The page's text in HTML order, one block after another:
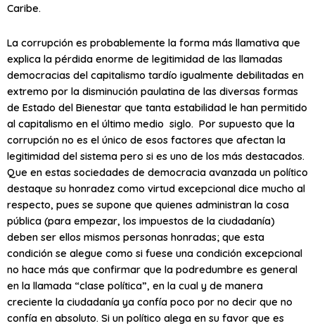
Caribe.
La corrupción es probablemente la forma más llamativa que
explica la pérdida enorme de legitimidad de las llamadas
democracias del capitalismo tardío igualmente debilitadas en
extremo por la disminución paulatina de las diversas formas
de Estado del Bienestar que tanta estabilidad le han permitido
al capitalismo en el último medio siglo. Por supuesto que la
corrupción no es el único de esos factores que afectan la
legitimidad del sistema pero si es uno de los más destacados.
Que en estas sociedades de democracia avanzada un político
destaque su honradez como virtud excepcional dice mucho al
respecto, pues se supone que quienes administran la cosa
pública (para empezar, los impuestos de la ciudadanía)
deben ser ellos mismos personas honradas; que esta
condición se alegue como si fuese una condición excepcional
no hace más que confirmar que la podredumbre es general
en la llamada “clase política”, en la cual y de manera
creciente la ciudadanía ya confía poco por no decir que no
confía en absoluto. Si un político alega en su favor que es